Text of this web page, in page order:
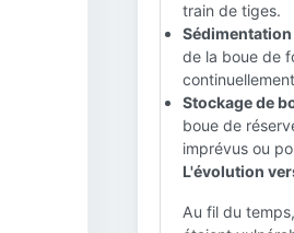
train de tiges.
de la boue de
Stockage de
boue de
imprévus ou
L'évolution
Au fil du